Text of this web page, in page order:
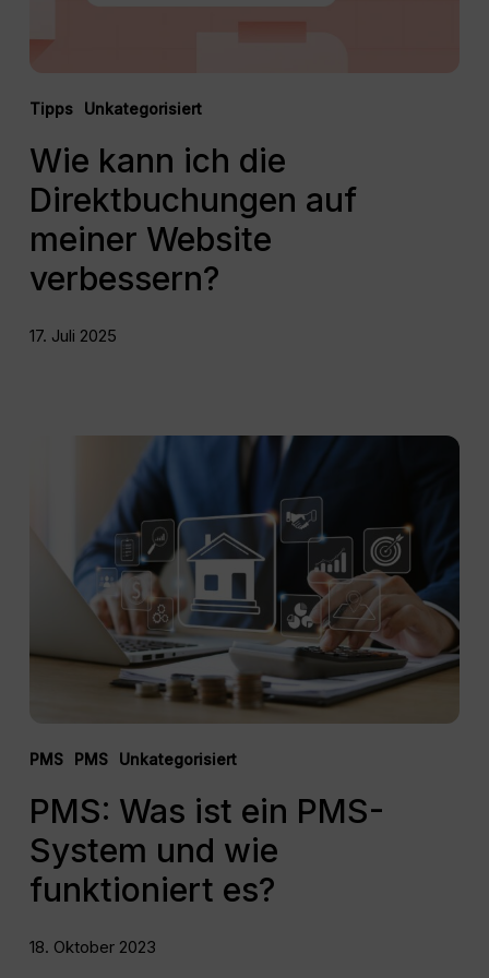
Tipps Unkategorisiert
Wie kann ich die
Direktbuchungen auf
meiner Website
verbessern?
17. Juli 2025
PMS PMS Unkategorisiert
System
funktioniert
PMS: Was ist ein PMS-
System und wie
funktioniert es?
18. Oktober 2023